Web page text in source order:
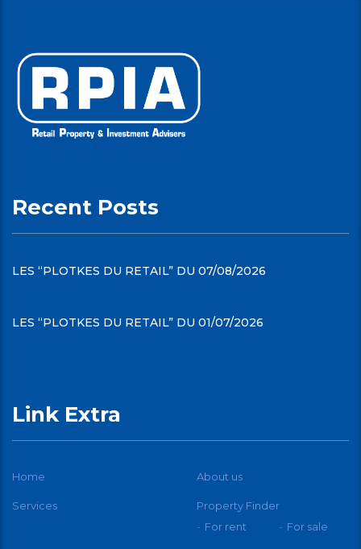
Recent Posts
LES “PLOTKES DU RETAIL” DU 07/08/2026
LES “PLOTKES DU RETAIL” DU 01/07/2026
Link Extra
Home About us
Services
Property Finder
For rent
For sale